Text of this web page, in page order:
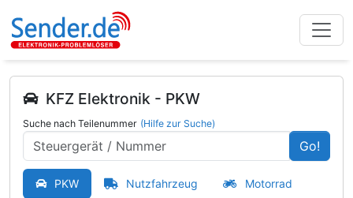
KFZ Elektronik - PKW
Suche nach Teilenummer (Hilfe zur Suche)
Go!
PKW Nutzfahrzeug Motorrad